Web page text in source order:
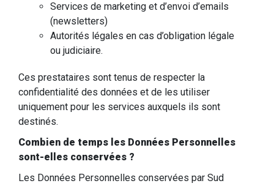
Services de marketing et d’envoi d’emails
(newsletters)
Autorités légales en cas d’obligation légale
ou judiciaire.
Ces prestataires sont tenus de respecter la
confidentialité des données et de les utiliser
uniquement pour les services auxquels ils sont
destinés.
Combien de temps les Données Personnelles
sont-elles conservées ?
Les Données Personnelles conservées par Sud